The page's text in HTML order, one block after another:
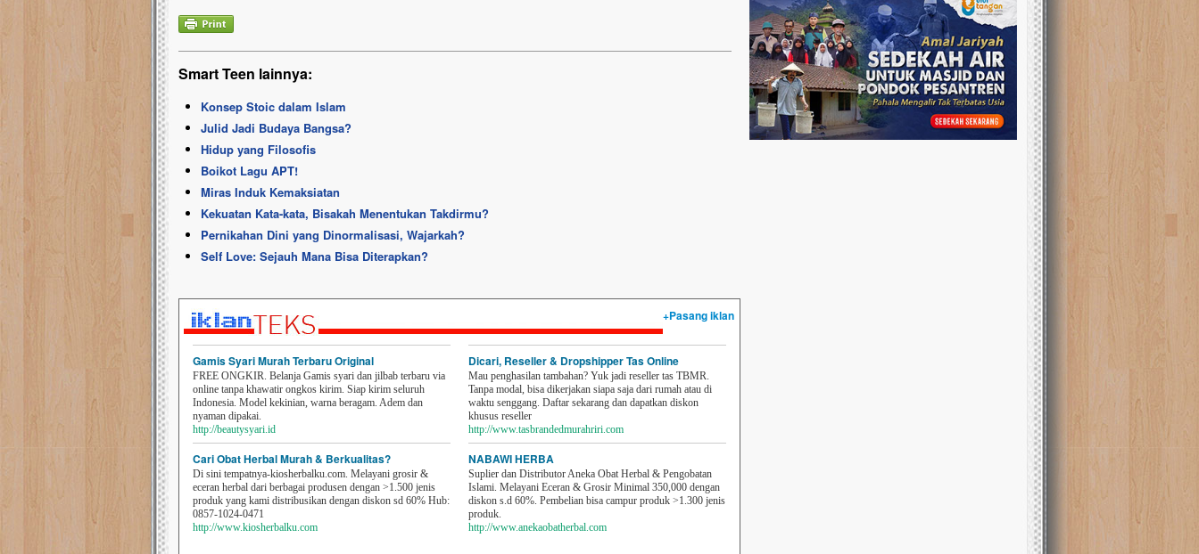
Smart Teen lainnya:
Konsep Stoic dalam Islam
Julid Jadi Budaya Bangsa?
Hidup yang Filosofis
Boikot Lagu APT!
Miras Induk Kemaksiatan
Kekuatan Kata-kata, Bisakah Menentukan Takdirmu?
Pernikahan Dini yang Dinormalisasi, Wajarkah?
Self Love: Sejauh Mana Bisa Diterapkan?
+Pasang iklan
Gamis Syari Murah Terbaru Original
FREE ONGKIR. Belanja Gamis syari dan jilbab terbaru via
online tanpa khawatir ongkos kirim. Siap kirim seluruh
Indonesia. Model kekinian, warna beragam. Adem dan
nyaman dipakai.
http://beautysyari.id
Cari Obat Herbal Murah & Berkualitas?
Di sini tempatnya-kiosherbalku.com. Melayani grosir &
eceran herbal dari berbagai produsen dengan >1.500 jenis
produk yang kami distribusikan dengan diskon sd 60% Hub:
0857-1024-0471
http://www.kiosherbalku.com
Dicari, Reseller & Dropshipper Tas Online
Mau penghasilan tambahan? Yuk jadi reseller tas TBMR.
Tanpa modal, bisa dikerjakan siapa saja dari rumah atau di
waktu senggang. Daftar sekarang dan dapatkan diskon
khusus reseller
http://www.tasbrandedmurahriri.com
NABAWI HERBA
Suplier dan Distributor Aneka Obat Herbal & Pengobatan
Islami. Melayani Eceran & Grosir Minimal 350,000 dengan
diskon s.d 60%. Pembelian bisa campur produk >1.300 jenis
produk.
http://www.anekaobatherbal.com